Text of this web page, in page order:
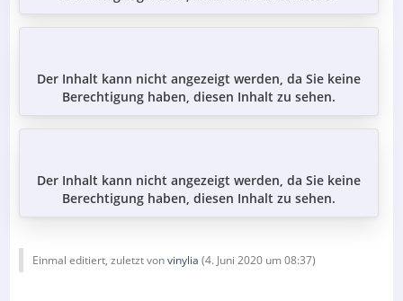
Der Inhalt kann nicht angezeigt werden, da Sie keine
Berechtigung haben, diesen Inhalt zu sehen.
Der Inhalt kann nicht angezeigt werden, da Sie keine
Berechtigung haben, diesen Inhalt zu sehen.
Einmal editiert, zuletzt vonvinylia (4. Juni 2020 um 08:37)